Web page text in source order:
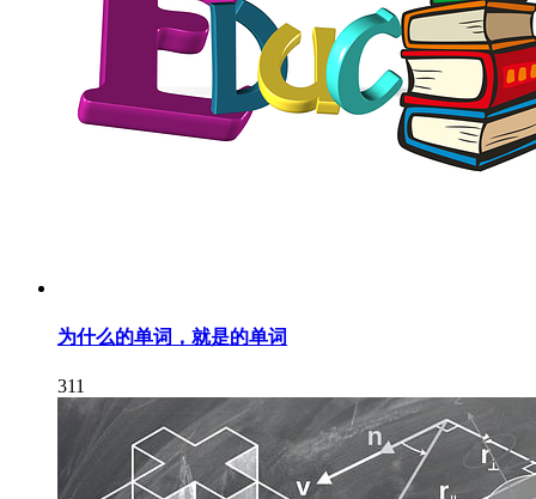
为什么的单词，就是的单词
311